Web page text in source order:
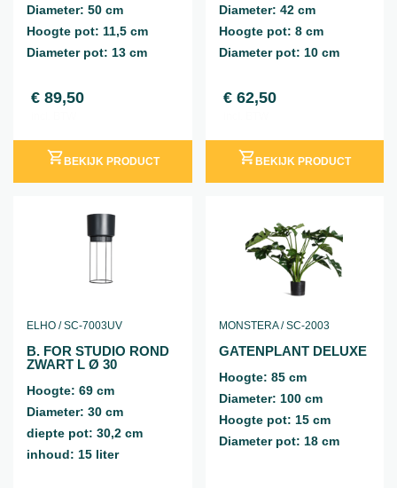
Diameter: 50 cm
Hoogte pot: 11,5 cm
Diameter pot: 13 cm
€ 89,50
BEKIJK PRODUCT
Diameter: 42 cm
Hoogte pot: 8 cm
Diameter pot: 10 cm
€62,50
BEKIJK PRODUCT
ELHO / SC-7003UV
B. FOR STUDIO ROND
ZWART L Ø 30
Hoogte: 69 cm
Diameter: 30 cm
diepte pot: 30,2 cm
inhoud: 15 liter
MONSTERA / SC-2003
GATENPLANT DELUXE
Hoogte: 85 cm
Diameter: 100 cm
Hoogte pot: 15 cm
Diameter pot: 18 cm